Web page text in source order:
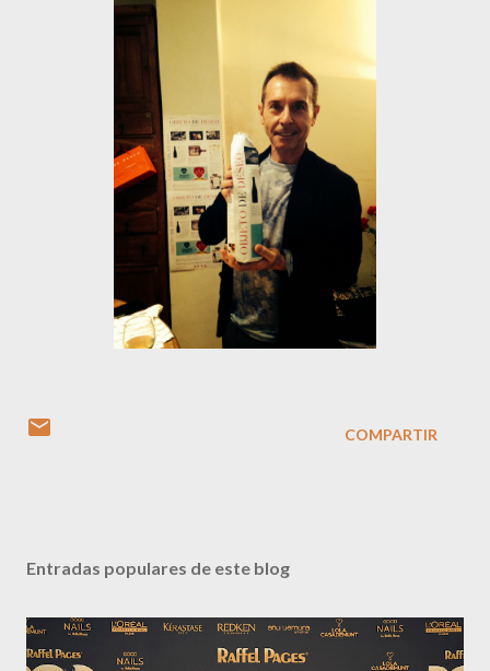
COMPARTIR
Entradas populares de este blog